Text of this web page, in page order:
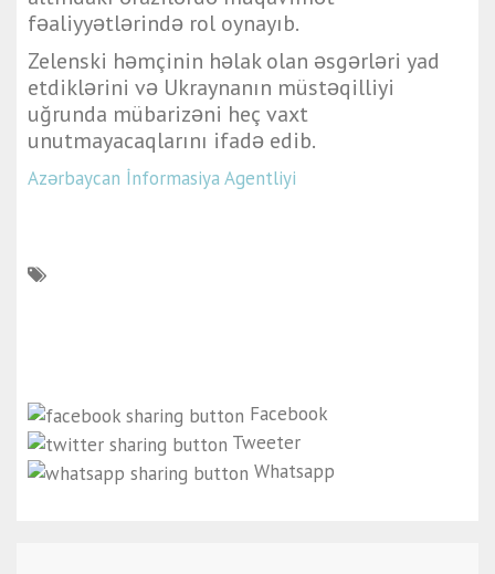
fəaliyyətlərində rol oynayıb.
Zelenski həmçinin həlak olan əsgərləri yad
etdiklərini və Ukraynanın müstəqilliyi
uğrunda mübarizəni heç vaxt
unutmayacaqlarını ifadə edib.
Azərbaycan İnformasiya Agentliyi
Facebook
Tweeter
Whatsapp